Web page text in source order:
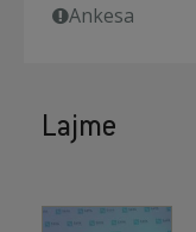
Ankesa
Lajme